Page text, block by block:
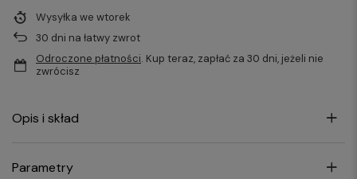
Wysyłka we wtorek
30 dni na łatwy zwrot
Odroczone płatności. Kup teraz, zapłać za 30 dni, jeżeli nie
zwrócisz
Opis i skład
Parametry